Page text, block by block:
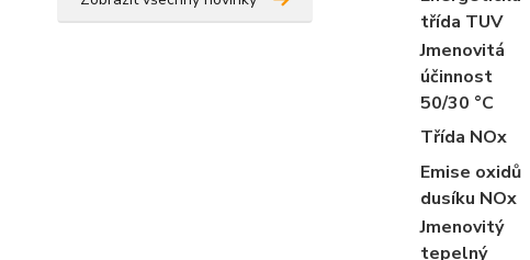
třída TUV
Jmenovitá
účinnost
50/30 °C
Třída NOx
Emise oxidů
dusíku NOx
Jmenovitý
tepelný